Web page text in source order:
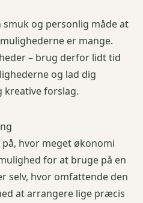
og personlig måde at
er mange.
– brug derfor lidt tid
og lad dig
kreative forslag.
hvor meget økonomi
for at bruge på en
selv, hvor omfattende den
at arrangere lige præcis